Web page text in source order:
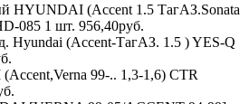
HYUNDAI (Accent 1.5 ТагАЗ.Sonata
085 1 шт. 956,40руб.
Hyundai (Accent-ТагАЗ. 1.5 ) YES-Q
99-.. 1,3-1,6) CTR